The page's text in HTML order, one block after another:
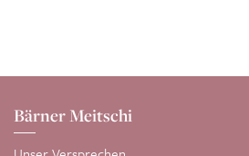
Bärner Meitschi